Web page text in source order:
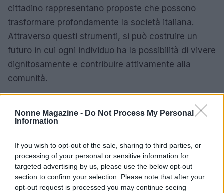
Nonne Magazine - Do Not Process My Personal
Information
If you wish to opt-out of the sale, sharing to third parties, or
processing of your personal or sensitive information for
targeted advertising by us, please use the below opt-out
section to confirm your selection. Please note that after your
opt-out request is processed you may continue seeing
cittadino rappresentano proposte che possono
trasformare profondamente la società italiana.
Attraverso questi strumenti, si può costruire un
futuro in cui ogni individuo ha la possibilità di vivere
dignitosamente e contribuire attivamente alla
comunità.
AUTORE